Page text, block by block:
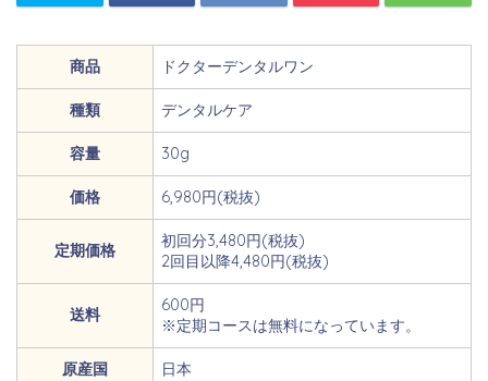
商品 ドクターデンタルワン
種類 デンタルケア
容量 30g
価格 6,980円(税抜)
定期価格
初回分3,480円(税抜)
2回目以降4,480円(税抜)
送料
600円
※定期コースは無料になっています。
原産国 日本